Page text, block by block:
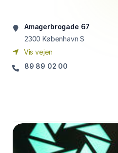
Amagerbrogade 67
2300 København S
Vis vejen
89 89 02 00